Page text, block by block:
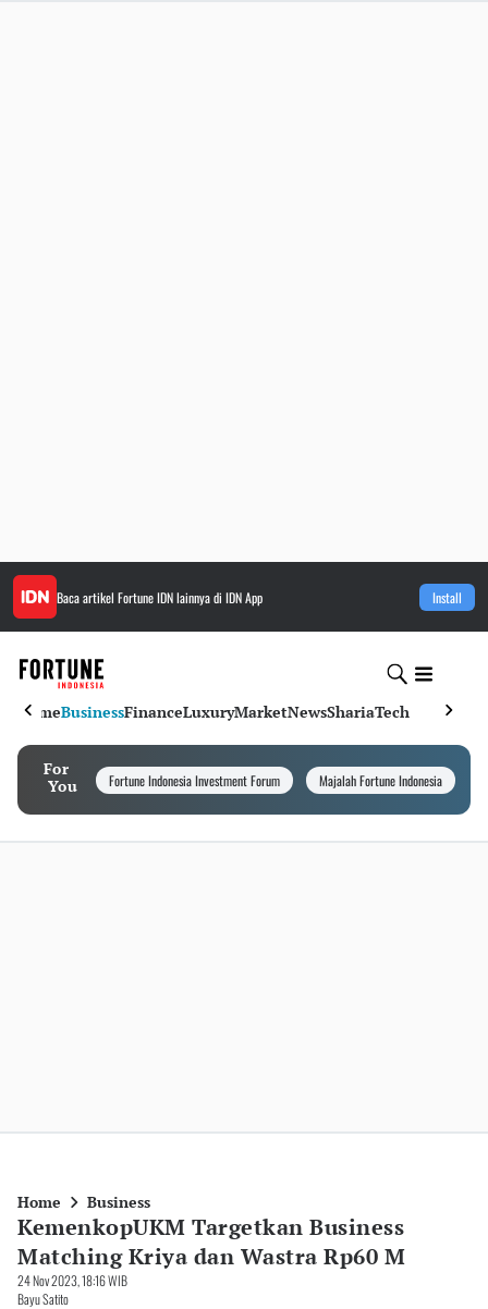
Baca artikel Fortune IDNlainnya di IDN App Install
HomeBusinessFinanceLuxuryMarketNewsShariaTech
For
You
Fortune Indonesia Investment Forum Majalah Fortune Indonesia
Home Business
KemenkopUKM Targetkan Business
Matching Kriya dan Wastra Rp60 M
24 Nov 2023, 18:16 WIB
Bayu Satito